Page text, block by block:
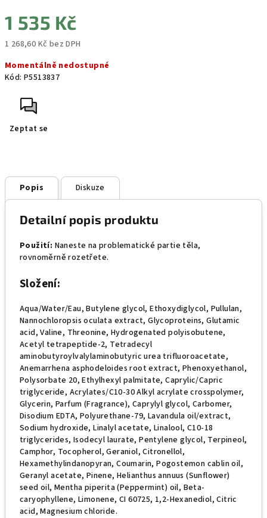
1 535 Kč
1 268,60 Kč bez DPH
cena:
Momentálně nedostupné
Kód: P5513837
Zeptat se
Popis Diskuze
Detailní popis produktu
Použití: Naneste na problematické partie těla,
rovnoměrně rozetřete.
Složení:
Aqua/Water/Eau, Butylene glycol, Ethoxydiglycol, Pullulan,
Nannochloropsis oculata extract, Glycoproteins, Glutamic
acid, Valine, Threonine, Hydrogenated polyisobutene,
Acetyl tetrapeptide-2, Tetradecyl
aminobutyroylvalylaminobutyric urea trifluoroacetate,
Anemarrhena asphodeloides root extract, Phenoxyethanol,
Polysorbate 20, Ethylhexyl palmitate, Caprylic/Capric
triglyceride, Acrylates/C10-30 Alkyl acrylate crosspolymer,
Glycerin, Parfum (Fragrance), Caprylyl glycol, Carbomer,
Disodium EDTA, Polyurethane-79, Lavandula oil/extract,
Sodium hydroxide, Linalyl acetate, Linalool, C10-18
triglycerides, Isodecyl laurate, Pentylene glycol, Terpineol,
Camphor, Tocopherol, Geraniol, Citronellol,
Hexamethylindanopyran, Coumarin, Pogostemon cablin oil,
Geranyl acetate, Pinene, Helianthus annuus (Sunflower)
seed oil, Mentha piperita (Peppermint) oil, Beta-
caryophyllene, Limonene, CI 60725, 1,2-Hexanediol, Citric
acid, Magnesium chloride.